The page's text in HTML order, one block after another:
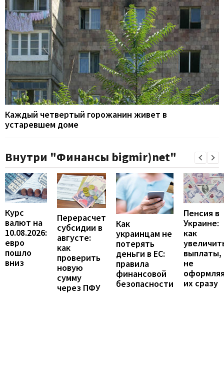
Каждый четвертый горожанин живет в
устаревшем доме
Внутри "Финансы bigmir)net"
Курс
валют на
10.08.2026:
евро
пошло
вниз
Перерасчет
субсидии в
августе:
как
проверить
новую
сумму
через ПФУ
Как
украинцам не
потерять
деньги в ЕС:
правила
финансовой
безопасности
Пенсия в
Украине:
как
выплаты,
не
их сразу